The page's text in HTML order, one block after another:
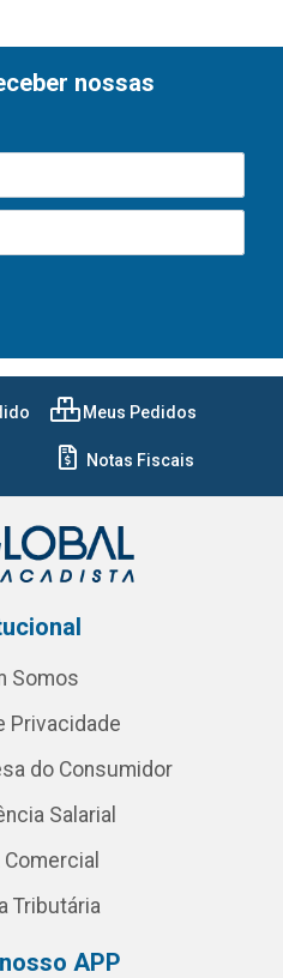
nossas
Meus Pedidos
Notas Fiscais
Somos
Privacidade
do Consumidor
Salarial
Tributária
APP